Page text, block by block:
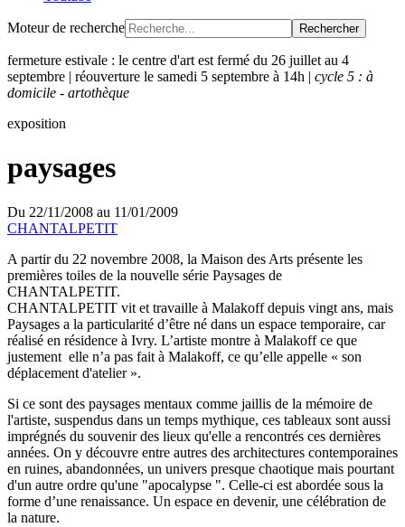
Moteur de recherche Rechercher
fermeture estivale : le centre d'art est fermé du 26 juillet au 4
septembre | réouverture le samedi 5 septembre à 14h | cycle 5 : à
domicile - artothèque
exposition
paysages
Du 22/11/2008 au 11/01/2009
CHANTALPETIT
A partir du 22 novembre 2008, la Maison des Arts présente les
premières toiles de la nouvelle série Paysages de
CHANTALPETIT.
CHANTALPETIT vit et travaille à Malakoff depuis vingt ans, mais
Paysages a la particularité d’être né dans un espace temporaire, car
réalisé en résidence à Ivry. L’artiste montre à Malakoff ce que
justement elle n’a pas fait à Malakoff, ce qu’elle appelle « son
déplacement d'atelier ».
Si ce sont des paysages mentaux comme jaillis de la mémoire de
l'artiste, suspendus dans un temps mythique, ces tableaux sont aussi
imprégnés du souvenir des lieux qu'elle a rencontrés ces dernières
années. On y découvre entre autres des architectures contemporaines
en ruines, abandonnées, un univers presque chaotique mais pourtant
d'un autre ordre qu'une "apocalypse ". Celle-ci est abordée sous la
forme d’une renaissance. Un espace en devenir, une célébration de
la nature.